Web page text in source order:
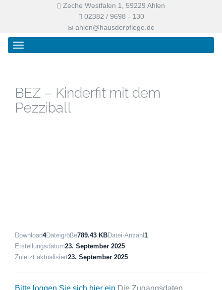
Zeche Westfalen 1, 59229 Ahlen
02382 / 9698 - 130
ahlen@hausderpflege.de
Primary
Menu
Skip
Haus der Pflege
BEZ – Kinderfit mit dem
Pezziball
Download4Dateigröße789.43 KBDatei-Anzahl 1
Erstellungsdatum23. September 2025
Zuletzt aktualisiert23. September 2025
Bitte loggen Sie sich hier ein Die Zugangsdaten